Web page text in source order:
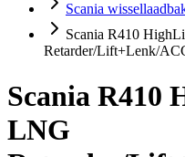
Scania
Scania R410
Retarder/Lift+Lenk/
Scania R410
LNG